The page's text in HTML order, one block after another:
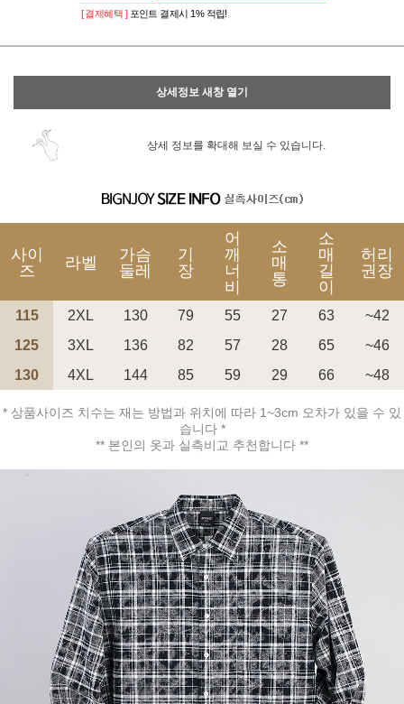
페이코 ID로 페
PAYCO 바로구매
[ 결제혜택 ] 포인트 결제시 1% 적립!
상세정보 새창 열기
상세 정보를 확대해 보실 수 있습니다.
사이
즈
라벨
가슴
둘레
기
장
어
깨
너
비
소
매
통
소
매
길
이
허리
권장
115 2XL 130 79 55 27 63
~42
125
3XL 136 82 57 28 65
~46
130
4XL 144 85 59 29 66 ~48
* 상품사이즈 치수는 재는 방법과 위치에 따라 1~3cm 오차가 있을 수 있
습니다 *
** 본인의 옷과 실측비교 추천합니다 **